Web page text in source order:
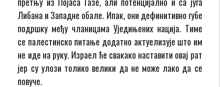
Либана и Западне обале. Ипак, они дефинитивно губе
подршку међу чланицама Уједињених нација. Тиме
се палестинско питање додатно актуелизује што им
не иде на руку. Израел ће свакако наставити овај рат
јер су улози толико велики да не може лако да се
повуче.